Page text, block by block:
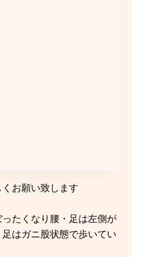
くお願い致します
たくなり腰・足は左側が
はガニ股状態で歩いてい